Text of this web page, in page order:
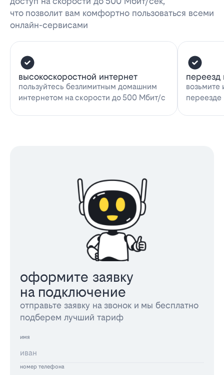
что позволит вам комфортно пользоваться всеми
онлайн-сервисами
высокоскоростной интернет
пользуйтесь безлимитным домашним
интернетом на скорости до 500 Мбит/с
переезд
возьмите
переезде
оформите заявку
на подключение
отправьте заявку на звонок и мы бесплатно
подберем лучший тариф
имя
номер телефона